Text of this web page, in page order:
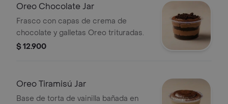
Oreo Chocolate Jar
Frasco con capas de crema de
chocolate y galletas Oreo trituradas.
$ 12.900
Oreo Tiramisú Jar
Base de torta de vainilla bañada en